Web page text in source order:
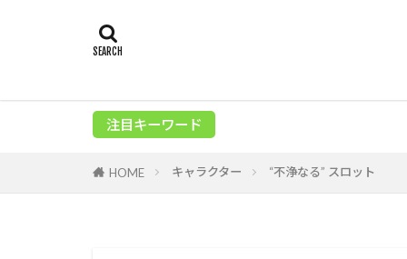
注目キーワード
HOME キャラクター “不浄なる” スロット